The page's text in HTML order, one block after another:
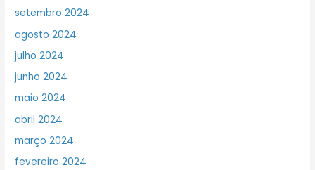
setembro 2024
agosto 2024
julho 2024
junho 2024
maio 2024
abril 2024
março 2024
fevereiro 2024